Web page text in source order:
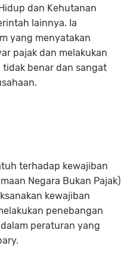
dan Kehutanan
lainnya. Ia
yang menyatakan
pajak dan melakukan
benar dan sangat
terhadap kewajiban
Negara Bukan Pajak)
kewajiban
penebangan
peraturan yang